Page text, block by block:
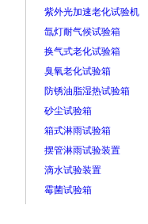
紫外光加速老化试验机
氙灯耐气候试验箱
换气式老化试验箱
臭氧老化试验箱
防锈油脂湿热试验箱
砂尘试验箱
箱式淋雨试验箱
摆管淋雨试验装置
滴水试验装置
霉菌试验箱